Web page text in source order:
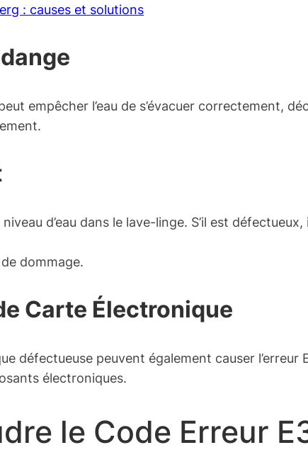
: causes et solutions
empêcher l’eau de s’évacuer correctement,
d’eau dans le lave-linge. S’il est
dommage.
Carte Électronique
défectueuse peuvent également causer l’erreur
électroniques.
le Code Erreur